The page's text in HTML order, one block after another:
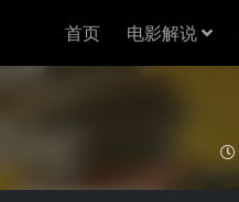
首页 电影解说